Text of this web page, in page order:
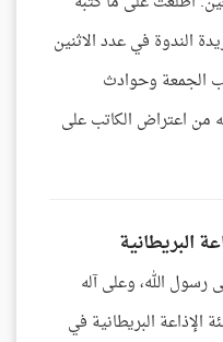
الندوة في عدد الاثنين
الجمعة وحوادث
من اعتراض الكاتب على
البريطانية
رسول الله، وعلى آله
الإذاعة البريطانية في